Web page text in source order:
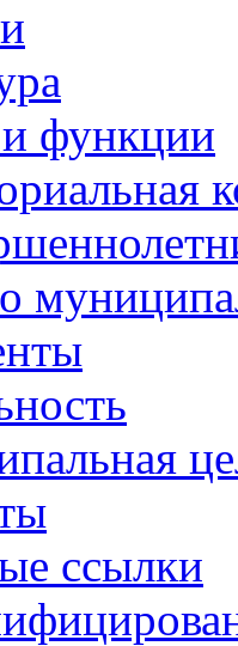
функции
ссылки